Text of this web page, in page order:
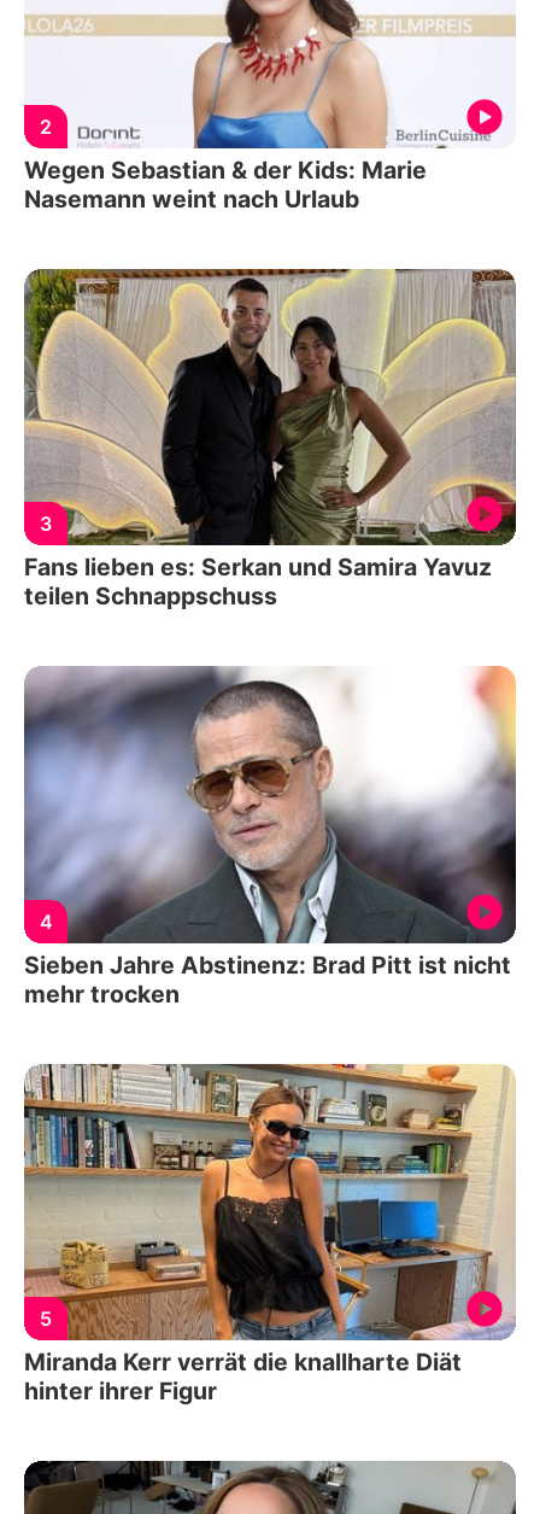
2
Wegen Sebastian & der Kids: Marie
Nasemann weint nach Urlaub
3
Fans lieben es: Serkan und Samira Yavuz
teilen Schnappschuss
4
Sieben Jahre Abstinenz: Brad Pitt ist nicht
mehr trocken
5
Miranda Kerr verrät die knallharte Diät
hinter ihrer Figur